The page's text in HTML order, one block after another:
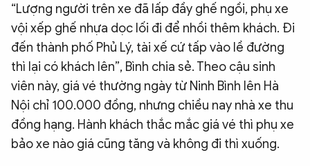
“Lượng người trên xe đã lấp đầy ghế ngồi, phụ xe
vội xếp ghế nhựa dọc lối đi để nhồi thêm khách. Đi
đến thành phố Phủ Lý, tài xế cứ tấp vào lề đường
thì lại có khách lên”, Bình chia sẻ. Theo cậu sinh
viên này, giá vé thường ngày từ Ninh Bình lên Hà
Nội chỉ 100.000 đồng, nhưng chiều nay nhà xe thu
đồng hạng. Hành khách thắc mắc giá vé thì phụ xe
bảo xe nào giá cũng tăng và không đi thì xuống.